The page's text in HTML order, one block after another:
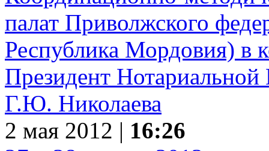
2 мая 2012 | 16:26